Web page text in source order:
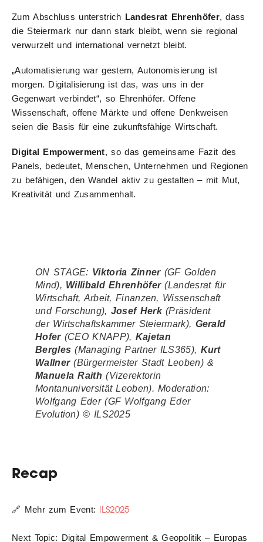
Zum Abschluss unterstrich Landesrat Ehrenhöfer, dass
die Steiermark nur dann stark bleibt, wenn sie regional
verwurzelt und international vernetzt bleibt.
„Automatisierung war gestern, Autonomisierung ist
morgen. Digitalisierung ist das, was uns in der
Gegenwart verbindet“, so Ehrenhöfer. Offene
Wissenschaft, offene Märkte und offene Denkweisen
seien die Basis für eine zukunftsfähige Wirtschaft.
Digital Empowerment, so das gemeinsame Fazit des
Panels, bedeutet, Menschen, Unternehmen und Regionen
zu befähigen, den Wandel aktiv zu gestalten – mit Mut,
Kreativität und Zusammenhalt.
ON STAGE: Viktoria Zinner (GF Golden
Mind), Willibald Ehrenhöfer (Landesrat für
Wirtschaft, Arbeit, Finanzen, Wissenschaft
und Forschung), Josef Herk (Präsident
der Wirtschaftskammer Steiermark), Gerald
Hofer (CEO KNAPP), Kajetan
Bergles (Managing Partner ILS365), Kurt
Wallner (Bürgermeister Stadt Leoben)&
Manuela Raith (Vizerektorin
Montanuniversität Leoben). Moderation:
Wolfgang Eder(GF Wolfgang Eder
Evolution) © ILS2025
Recap
🔗 Mehr zum Event: ILS2025
Next Topic: Digital Empowerment & Geopolitik – Europas